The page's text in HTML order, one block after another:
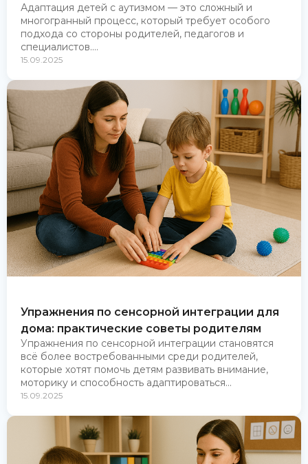
Адаптация детей с аутизмом — это сложный и
многогранный процесс, который требует особого
подхода со стороны родителей, педагогов и
специалистов....
15.09.2025
Упражнения по сенсорной интеграции для
дома: практические советы родителям
Упражнения по сенсорной интеграции становятся
всё более востребованными среди родителей,
которые хотят помочь детям развивать внимание,
моторику и способность адаптироваться...
15.09.2025